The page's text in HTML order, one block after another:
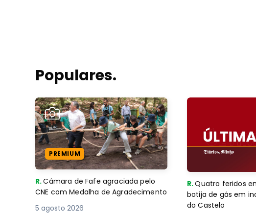
Populares.
PREMIUM
R.Câmara de Fafe agraciada pelo
CNE com Medalha de Agradecimento
5 agosto 2026
R.Quatro feridos
botija de gás em
do Castelo